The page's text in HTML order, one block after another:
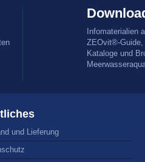
Infomaterialien
ZEOvit®-Guide,
Kataloge und
und Lieferung